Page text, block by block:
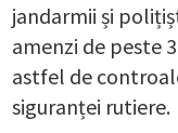
jandarmii și
amenzi de peste
astfel de
siguranței rutiere.